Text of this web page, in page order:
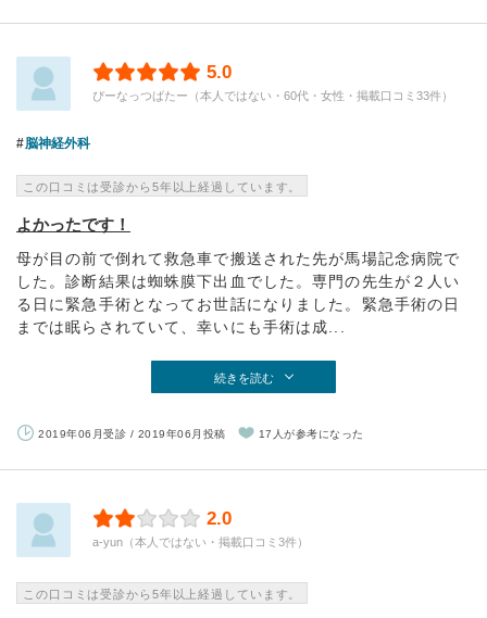
5.0
ぴーなっつばたー（本人ではない・60代・女性・掲載口コミ33件）
脳神経外科
この口コミは受診から5年以上経過しています。
よかったです！
母が目の前で倒れて救急車で搬送された先が馬場記念病院で
した。診断結果は蜘蛛膜下出血でした。専門の先生が２人い
る日に緊急手術となってお世話になりました。緊急手術の日
までは眠らされていて、幸いにも手術は成...
続きを読む
2019年06月受診 / 2019年06月投稿 17人が参考になった
2.0
a-yun（本人ではない・掲載口コミ3件）
この口コミは受診から5年以上経過しています。